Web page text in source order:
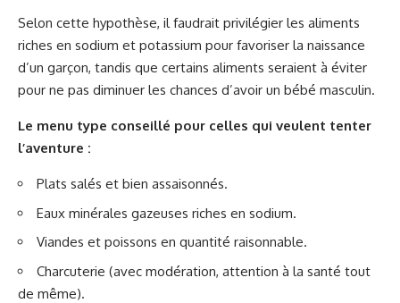
Selon cette hypothèse, il faudrait privilégier les aliments
riches en sodium et potassium pour favoriser la naissance
d’un garçon, tandis que certains aliments seraient à éviter
pour ne pas diminuer les chances d’avoir un bébé masculin.
Le menu type conseillé pour celles qui veulent tenter
l’aventure :
Plats salés et bien assaisonnés.
Eaux minérales gazeuses riches en sodium.
Viandes et poissons en quantité raisonnable.
Charcuterie (avec modération, attention à la santé tout
de même).